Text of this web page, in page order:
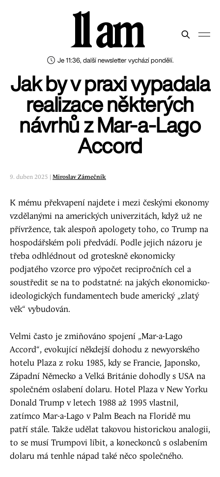
Je 11:36, další newsletter vychází pondělí.
11 am
Jak by v praxi vypadala
realizace některých
návrhů z Mar-a-Lago
Accord
9. duben 2025 | Miroslav Zámečník
K mému překvapení najdete i mezi českými ekonomy
vzdělanými na amerických univerzitách, když už ne
přívržence, tak alespoň apologety toho, co Trump na
hospodářském poli předvádí. Podle jejich názoru je
třeba odhlédnout od groteskně ekonomicky
podjatého vzorce pro výpočet recipročních cel a
soustředit se na to podstatné: na jakých ekonomicko-
ideologických fundamentech bude americký „zlatý
věk“ vybudován.
Velmi často je zmiňováno spojení „Mar-a-Lago
Accord“, evokující někdejší dohodu z newyorského
hotelu Plaza z roku 1985, kdy se Francie, Japonsko,
Západní Německo a Velká Británie dohodly s USA na
společném oslabení dolaru. Hotel Plaza v New Yorku
Donald Trump v letech 1988 až 1995 vlastnil,
zatímco Mar-a-Lago v Palm Beach na Floridě mu
patří stále. Takže udělat takovou historickou analogii,
to se musí Trumpovi líbit, a koneckonců s oslabením
dolaru má tenhle nápad také něco společného.